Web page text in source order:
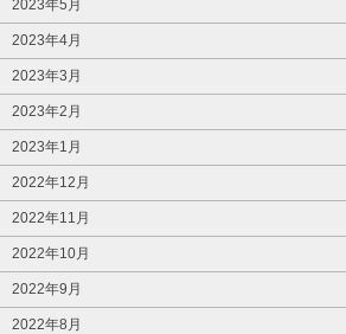
2023年5月
2023年4月
2023年3月
2023年2月
2023年1月
2022年12月
2022年11月
2022年10月
2022年9月
2022年8月